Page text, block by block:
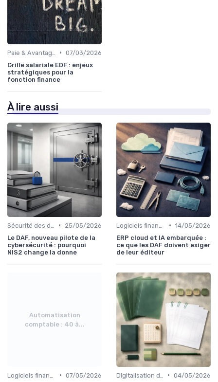
• 07/03/2026
Grille salariale EDF : enjeux
stratégiques pour la
fonction finance
À lire aussi
•
25/05/2026
Le DAF, nouveau pilote de la
cybersécurité : pourquoi
NIS2 change la donne
• 14/05/2026
ERP cloud et IA embarquée :
ce que les DAF doivent exiger
de leur éditeur
Automatisation
comptable : 40 à...
• 07/05/2026
• 04/05/2026